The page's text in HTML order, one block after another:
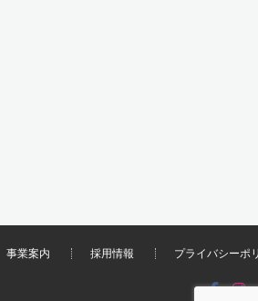
事業案内 採用情報 プライバシーポ